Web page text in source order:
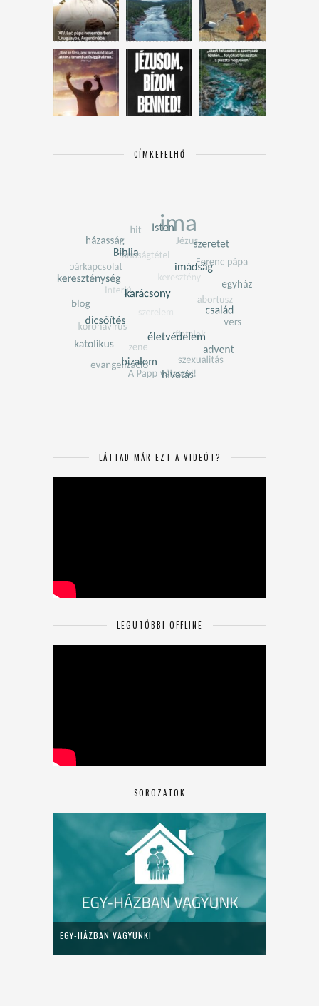
CÍMKEFELHŐ
LÁTTAD MÁR EZT A VIDEÓT?
LEGUTÓBBI OFFLINE
SOROZATOK
EGY-HÁZBAN VAGYUNK!